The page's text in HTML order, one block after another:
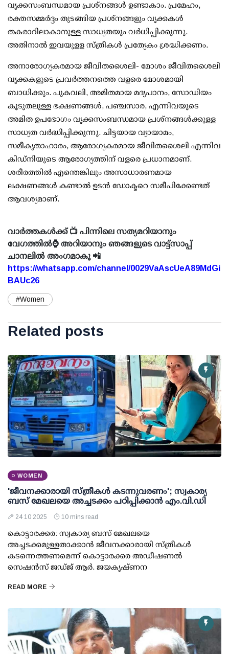
വൃക്കസംബന്ധമായ പ്രശ്‌നങ്ങൾ ഉണ്ടാകാം. പ്രമേഹം,
രക്തസമ്മർദ്ദം തുടങ്ങിയ പ്രശ്നങ്ങളും വൃക്കകൾ
തകരാറിലാകാനുള്ള സാധ്യതയും വർധിപ്പിക്കുന്നു.
അതിനാൽ ഇവയുളള സ്ത്രീകൾ പ്രത്യേകം ശ്രദ്ധിക്കണം.
അനാരോഗ്യകരമായ ജീവിതശൈലി- മോശം ജീവിതശൈലി
വൃക്കകളുടെ പ്രവർത്തനത്തെ വളരെ മോശമായി
ബാധിക്കും. പുകവലി, അമിതമായ മദ്യപാനം, സോഡിയം
കൂടുതലുള്ള ഭക്ഷണങ്ങൾ, പഞ്ചസാര, എന്നിവയുടെ
അമിത ഉപഭോഗം വൃക്കസംബന്ധമായ പ്രശ്‌നങ്ങൾക്കുള്ള
സാധ്യത വർദ്ധിപ്പിക്കുന്നു. ചിട്ടയായ വ്യായാമം,
സമീകൃതാഹാരം, ആരോഗ്യകരമായ ജീവിതശൈലി എന്നിവ
കിഡ്നിയുടെ ആരോഗ്യത്തിന് വളരെ പ്രധാനമാണ്.
ശരീരത്തിൽ എന്തെങ്കിലും അസാധാരണമായ
ലക്ഷണങ്ങൾ കണ്ടാൽ ഉടൻ ഡോക്ടറെ സമീപിക്കേണ്ടത്
ആവശ്യമാണ്.
വാർത്തകൾക്ക് 📺 പിന്നിലെ സത്യമറിയാനും
വേഗത്തിൽ⌚ അറിയാനും ഞങ്ങളുടെ വാട്ട്സാപ്പ്
ചാനലിൽ അംഗമാകൂ 📲
https://whatsapp.com/channel/0029VaAscUeA89MdGi
BAUc26
#Women
Related posts
WOMEN
'ജീവനക്കാരായി സ്ത്രീകള്‍ കടന്നുവരണം'; സ്വകാര്യ
ബസ് മേഖലയെ അച്ചടക്കം പഠിപ്പിക്കാന്‍ എം.വി.ഡി
24 10 2025 10 mins read
കൊട്ടാരക്കര: സ്വകാര്യ ബസ് മേഖലയെ
അച്ചടക്കമുള്ളതാക്കാന്‍ ജീവനക്കാരായി സ്ത്രീകള്‍
കടന്നെത്തണമെന്ന് കൊട്ടാരക്കര അഡീഷണല്‍
സെഷന്‍സ് ജഡ്ജ് ആര്‍. ജയകൃഷ്ണന
READ MORE